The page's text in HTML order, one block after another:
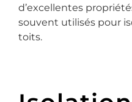
d’excellentes
souvent utilisés pour
toits.